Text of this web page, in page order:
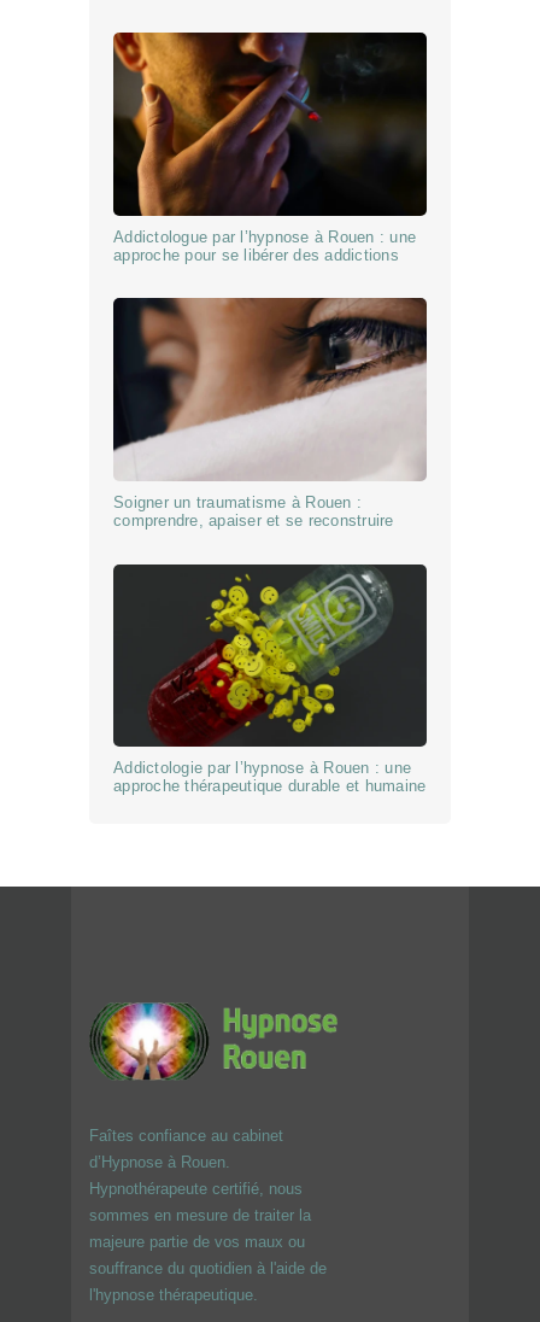
Addictologue par l’hypnose à Rouen : une
approche pour se libérer des addictions
Soigner un traumatisme à Rouen :
comprendre, apaiser et se reconstruire
Addictologie par l’hypnose à Rouen : une
approche thérapeutique durable et humaine
Faîtes confiance au cabinet
d’Hypnose à Rouen.
Hypnothérapeute certifié, nous
sommes en mesure de traiter la
majeure partie de vos maux ou
souffrance du quotidien à l'aide de
l'hypnose thérapeutique.